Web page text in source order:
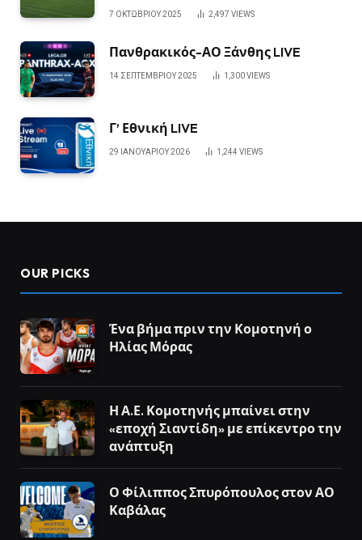
7 ΟΚΤΩΒΡΊΟΥ 2025 2,497 VIEWS
Πανθρακικός-ΑΟ Ξάνθης LIVE
14 ΣΕΠΤΕΜΒΡΊΟΥ 2025 1,300VIEWS
Γ’ Εθνική LIVE
29 ΙΑΝΟΥΑΡΊΟΥ 2026 1,244 VIEWS
OUR PICKS
Ένα βήμα πριν την Κομοτηνή ο
Ηλίας Μόρας
Η Α.Ε. Κομοτηνής μπαίνει στην
«εποχή Σιαντίδη» με επίκεντρο την
ανάπτυξη
Ο Φίλιππος Σπυρόπουλος στον ΑΟ
Καβάλας